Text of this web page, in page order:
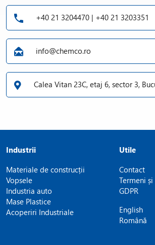
Oferă un indicator rapid al calității și
acoperire, reducând riscul de defecte pe
Solicită ofertă sau consultanță tehnică
protocolului Machu test! Echipa Chemco îți
pentru detalii tehnice, selecția accesoriilor
integrarea în laborator.
+40 21 3204470 | +40 21 3203351
info@chemco.ro
Calea Vitan 23C, etaj 6, sector 3,
Industrii
Materiale de construcții
Vopsele
Industria auto
Mase Plastice
Acoperiri Industriale
Utile
Contact
Termeni
GDPR
English
Română